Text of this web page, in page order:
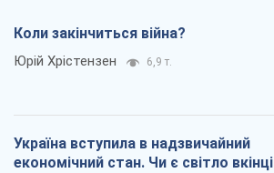
Коли закінчиться війна?
Юрій Хрістензен 6,9 т.
Україна вступила в надзвичайний
економічний стан. Чи є світло вкінці